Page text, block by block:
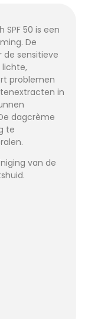
50 is een
De
de sensitieve
lichte,
problemen
in
dagcrème
te
van de